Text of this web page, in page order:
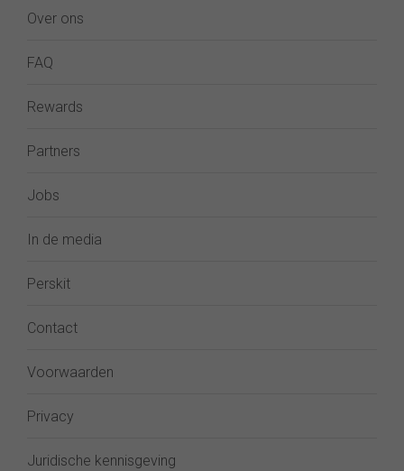
Over ons
FAQ
Rewards
Partners
Jobs
In de media
Perskit
Contact
Voorwaarden
Privacy
Juridische kennisgeving